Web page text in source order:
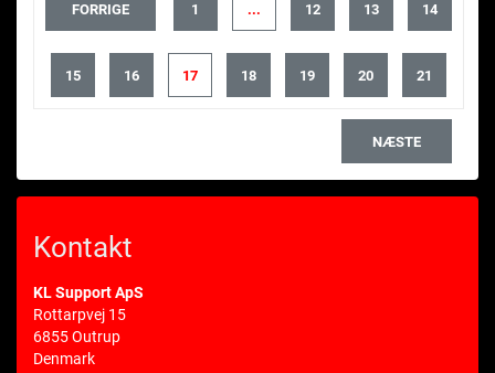
FORRIGE 1 ... 12 13 14
15 16 17 18 19 20 21
NÆSTE
Kontakt
KL Support ApS
Rottarpvej 15
6855 Outrup
Denmark